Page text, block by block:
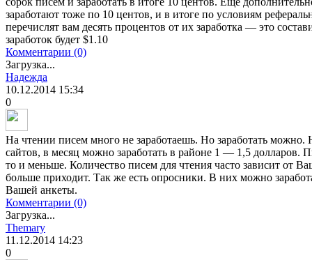
заработают тоже по 10 центов, и в итоге по условиям
перечислят вам десять процентов от их заработка — это
заработок будет $1.10
Комментарии (0)
Загрузка...
Надежда
10.12.2014 15:34
0
На чтении писем много не заработаешь. Но заработать
сайтов, в месяц можно заработать в районе 1 — 1,5 долларов.
то и меньше. Количество писем для чтения часто зависит от
больше приходит. Так же есть опросники. В них можно
Вашей анкеты.
Комментарии (0)
Загрузка...
Themary
11.12.2014 14:23
0